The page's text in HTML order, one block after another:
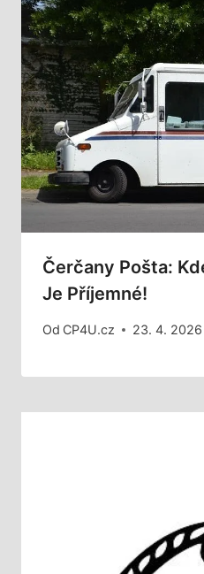
Čerčany Pošta:
Je Příjemné!
Od CP4U.cz 23. 4. 2026